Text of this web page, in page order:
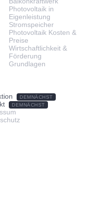
Photovoltaik in
Eigenleistung
Stromspeicher
Photovoltaik Kosten &
Preise
Wirtschaftlichkeit &
Förderung
Grundlagen
DEMNÄCHST
DEMNÄCHST